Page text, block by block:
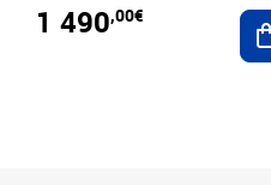
1 490,00€